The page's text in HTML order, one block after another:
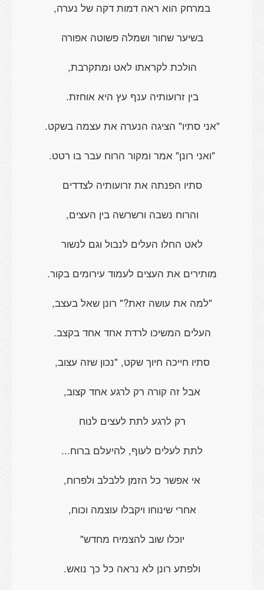
במרחק הוא ראה דמות דקה של נערה,
בשיער שחור ושמלה פשוטה אפורה
הולכת לקראתו לאט ומתקרבת,
בין זרועותיה ענף עץ היא אוחזת.
"אני סתיו" הציגה הנערה את עצמה בשקט.
"ואני רונן" אמר ומקור הרוח עבר בו רטט.
סתיו הפנתה את זרועותיה לצדדים
והרוח נשבה ורשרשה בין העצים,
לאט החלו העלים לנבול וגם לנשור
מותירים את העצים לעמוד עירומים בקור.
"למה את עושה זאת?" רונן שאל בעצב,
העלים המשיכו לרדת אחד אחד בקצב.
סתיו חייכה חיוך שקט, "נכון שזה עצוב,
אבל זה קורה רק לרגע אחד קצוב,
רק לרגע לתת לעצים לנוח
לתת לעלים לעוף, להיעלם ברוח...
אי אפשר כל הזמן ללבלב ולפרוח,
אחרי שינוחו ויקבלו עוצמה וכוח,
יוכלו שוב להצמיח מחדש"
ולפתע רונן לא נראה כל כך נואש.